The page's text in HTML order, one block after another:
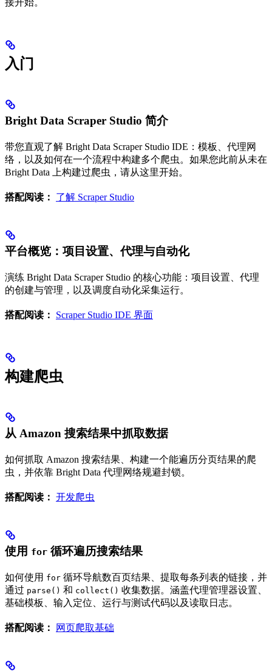
接开始。
入门
Bright Data Scraper Studio 简介
带您直观了解 Bright Data Scraper Studio IDE：模板、代理网
络，以及如何在一个流程中构建多个爬虫。如果您此前从未在
Bright Data 上构建过爬虫，请从这里开始。
搭配阅读： 了解 Scraper Studio
平台概览：项目设置、代理与自动化
演练 Bright Data Scraper Studio 的核心功能：项目设置、代理
的创建与管理，以及调度自动化采集运行。
搭配阅读： Scraper Studio IDE 界面
构建爬虫
从 Amazon 搜索结果中抓取数据
如何抓取 Amazon 搜索结果、构建一个能遍历分页结果的爬
虫，并依靠 Bright Data 代理网络规避封锁。
搭配阅读： 开发爬虫
使用 for 循环遍历搜索结果
如何使用 for 循环导航数百页结果、提取每条列表的链接，并
通过 parse() 和 collect() 收集数据。涵盖代理管理器设置、
基础模板、输入定位、运行与测试代码以及读取日志。
搭配阅读： 网页爬取基础